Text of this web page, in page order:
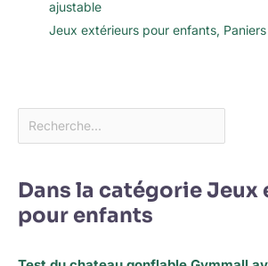
ajustable
Jeux extérieurs pour enfants,
Dans la catégorie Jeux
pour enfants